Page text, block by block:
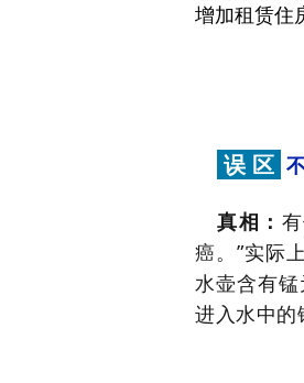
增加租赁住
误 区
真相：
癌。”实际
水壶含有
进入水中的